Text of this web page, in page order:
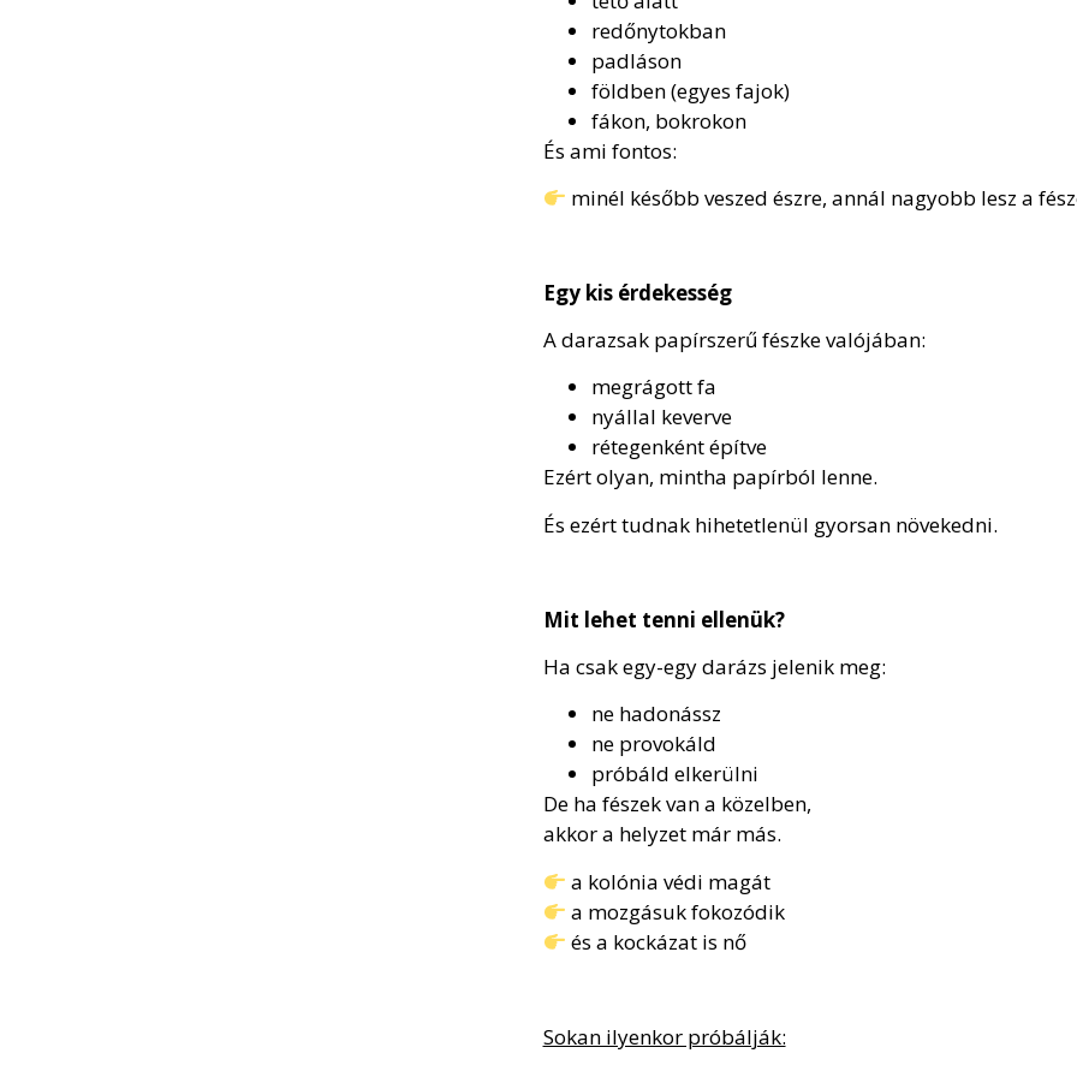
redőnytokban
padláson
földben (egyes fajok)
fákon, bokrokon
És ami fontos:
minél később veszed észre, annál nagyobb lesz a
Egy kis érdekesség
A darazsak papírszerű fészke valójában:
megrágott fa
nyállal keverve
rétegenként építve
Ezért olyan, mintha papírból lenne.
És ezért tudnak hihetetlenül gyorsan növekedni.
Mit lehet tenni ellenük?
Ha csak egy-egy darázs jelenik meg:
ne hadonássz
ne provokáld
próbáld elkerülni
De ha fészek van a közelben,
akkor a helyzet már más.
a kolónia védi magát
a mozgásuk fokozódik
és a kockázat is nő
Sokan ilyenkor próbálják: